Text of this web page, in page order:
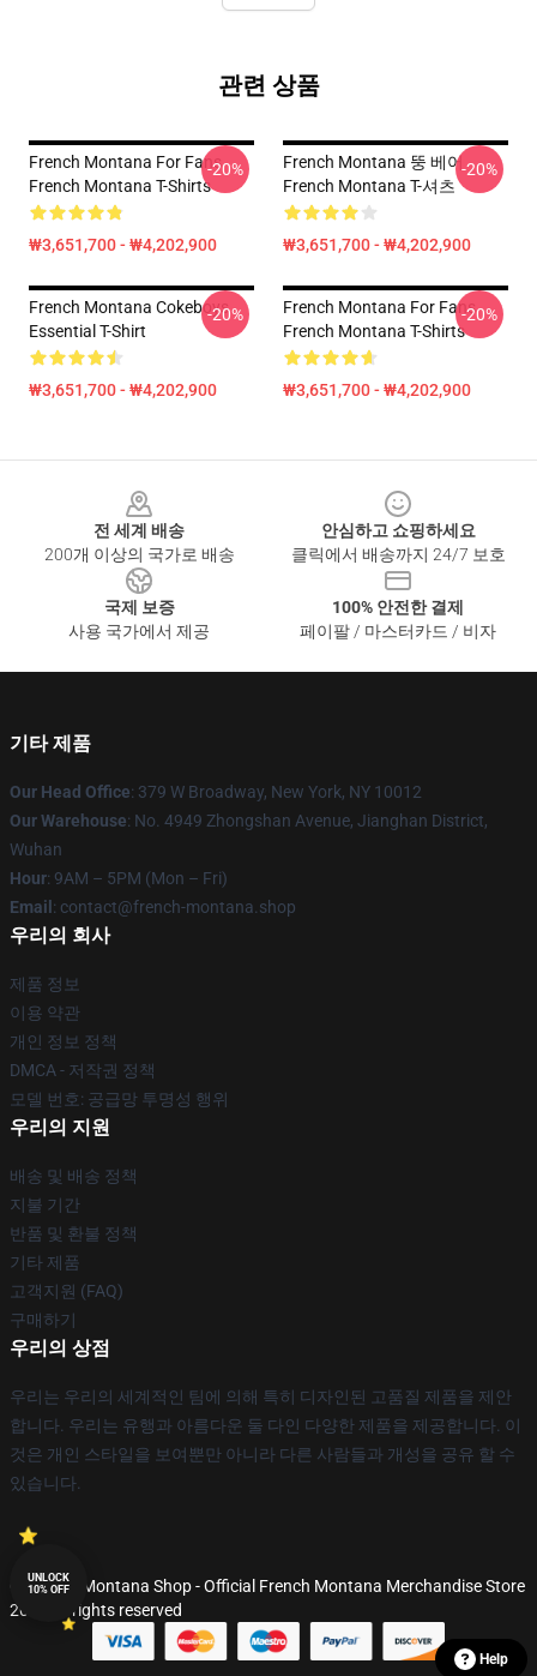
관련 상품
French Montana For Fans
French Montana T-Shirts
₩3,651,700 - ₩4,202,900
-20%
French Montana 뚱 베어
French Montana T-셔츠
₩3,651,700 - ₩4,202,900
-20%
French Montana Cokeboys
Essential T-Shirt
₩3,651,700 - ₩4,202,900
-20%
French Montana For Fans
French Montana T-Shirts
₩3,651,700 - ₩4,202,900
-20%
전 세계 배송
200개 이상의 국가로 배송
안심하고 쇼핑하세요
클릭에서 배송까지 24/7 보호
국제 보증
사용 국가에서 제공
100% 안전한 결제
페이팔 / 마스터카드 / 비자
기타 제품
Our Head Office: 379 W Broadway, New York, NY 10012
Our Warehouse: No. 4949 Zhongshan Avenue, Jianghan District,
Wuhan
Hour: 9AM – 5PM (Mon – Fri)
Email : contact@french-montana.shop
우리의 회사
제품 정보
이용 약관
개인 정보 정책
DMCA - 저작권 정책
모델 번호: 공급망 투명성 행위
우리의 지원
배송 및 배송 정책
지불 기간
반품 및 환불 정책
기타 제품
고객지원 (FAQ)
구매하기
우리의 상점
우리는 우리의 세계적인 팀에 의해 특히 디자인된 고품질 제품을 제안
합니다. 우리는 유행과 아름다운 둘 다인 다양한 제품을 제공합니다. 이
것은 개인 스타일을 보여뿐만 아니라 다른 사람들과 개성을 공유 할 수
있습니다.
© French Montana Shop - Official French Montana Merchandise Store
2026 all rights reserved
UNLOCK
10% OFF
Help